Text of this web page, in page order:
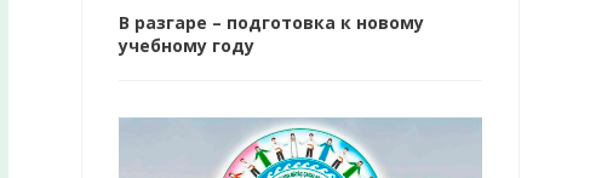
В разгаре – подготовка к новому
учебному году